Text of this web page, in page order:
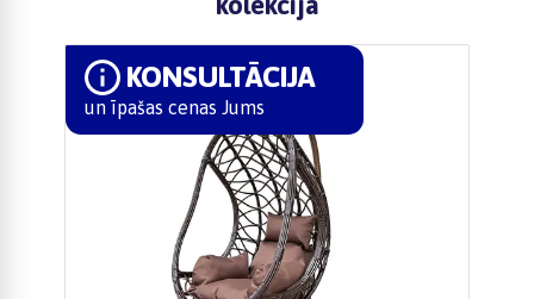
KONSULTĀCIJA
un īpašas cenas Jums